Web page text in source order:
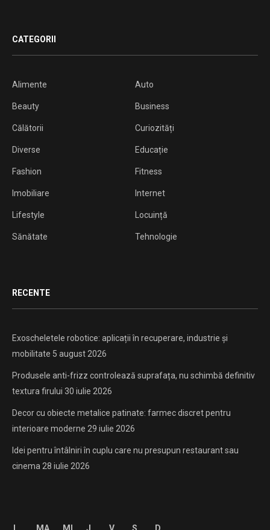
CATEGORII
Alimente Auto
Beauty Business
Călătorii Curiozități
Diverse Educație
Fashion Fitness
Imobiliare Internet
Lifestyle Locuință
Sănătate Tehnologie
RECENTE
Exoscheletele robotice: aplicații în recuperare, industrie și
mobilitate 5 august 2026
Produsele anti-frizz controlează suprafața, nu schimbă definitiv
textura firului 30 iulie 2026
Decor cu obiecte metalice patinate: farmec discret pentru
interioare moderne 29 iulie 2026
Idei pentru întâlniri în cuplu care nu presupun restaurant sau
cinema 28 iulie 2026
MA MI J V S D